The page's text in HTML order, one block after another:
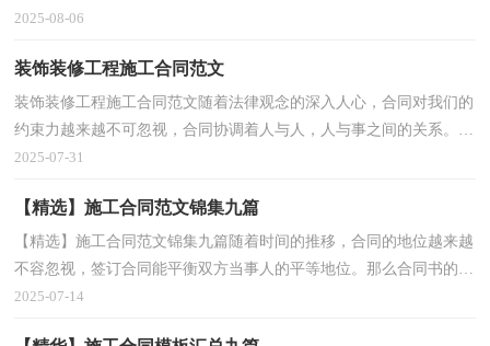
须经过规定的方式。那么大家知道合同的格式吗？下面是...
2025-08-06
装饰装修工程施工合同范文
装饰装修工程施工合同范文随着法律观念的深入人心，合同对我们的
约束力越来越不可忽视，合同协调着人与人，人与事之间的关系。那
么大家知道合法的合同书怎么写吗？下面是小编收集整...
2025-07-31
【精选】施工合同范文锦集九篇
【精选】施工合同范文锦集九篇随着时间的推移，合同的地位越来越
不容忽视，签订合同能平衡双方当事人的平等地位。那么合同书的格
式，你掌握了吗？下面是小编帮大家整理的施工合同9...
2025-07-14